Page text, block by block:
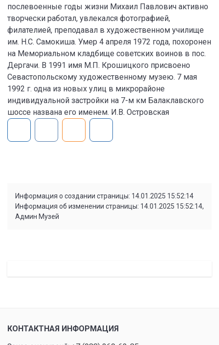
послевоенные годы жизни Михаил Павлович активно
творчески работал, увлекался фотографией,
филателией, преподавал в художественном училище
им. Н.С. Самокиша. Умер 4 апреля 1972 года, похоронен
на Мемориальном кладбище советских воинов в пос.
Дергачи. В 1991 имя М.П. Крошицкого присвоено
Севастопольскому художественному музею. 7 мая
1992 г. одна из новых улиц в микрорайоне
индивидуальной застройки на 7-м км Балаклавского
шоссе названа его именем. И.В. Островская
Информация о создании страницы: 14.01.2025 15:52:14
Информация об изменении страницы: 14.01.2025 15:52:14,
Админ Музей
КОНТАКТНАЯ ИНФОРМАЦИЯ